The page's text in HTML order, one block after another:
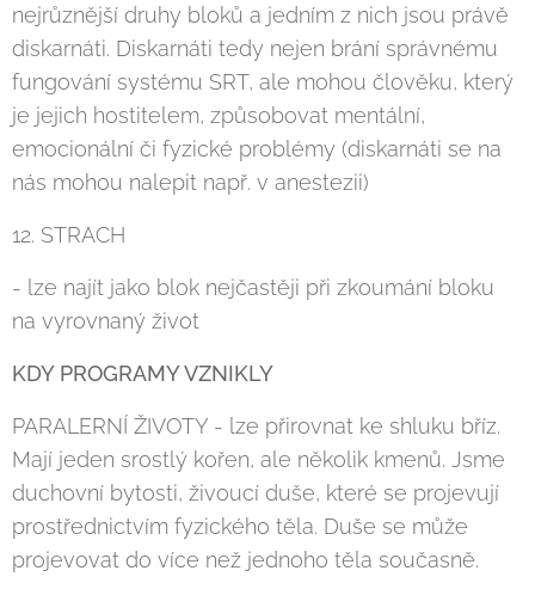
nejrůznější druhy bloků a jedním z nich jsou právě
diskarnáti. Diskarnáti tedy nejen brání správnému
fungování systému SRT, ale mohou člověku, který
je jejich hostitelem, způsobovat mentální,
emocionální či fyzické problémy (diskarnáti se na
nás mohou nalepit např. v anestezii)
12. STRACH
- lze najít jako blok nejčastěji při zkoumání bloku
na vyrovnaný život
KDY PROGRAMY VZNIKLY
PARALERNÍ ŽIVOTY - lze přirovnat ke shluku bříz.
Mají jeden srostlý kořen, ale několik kmenů. Jsme
duchovní bytosti, živoucí duše, které se projevují
prostřednictvím fyzického těla. Duše se může
projevovat do více než jednoho těla současně.